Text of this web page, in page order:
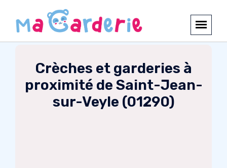
Crèches et garderies à
proximité de Saint-Jean-
sur-Veyle (01290)